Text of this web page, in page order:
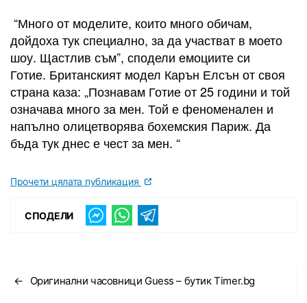
“Много от моделите, които много обичам,
дойдоха тук специално, за да участват в моето
шоу. Щастлив съм”, сподели емоциите си
Готие. Британският модел Карън Елсън от своя
страна каза: „Познавам Готие от 25 години и той
означава много за мен. Той е феноменален и
напълно олицетворява бохемския Париж. Да
бъда тук днес е чест за мен. “
Прочети цялата публикация
СПОДЕЛИ
← Оригинални часовници Guess – бутик Timer.bg